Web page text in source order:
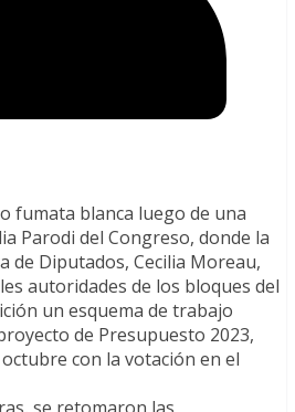
fumata blanca luego de una
Parodi del Congreso, donde la
de Diputados, Cecilia Moreau,
autoridades de los bloques del
un esquema de trabajo
de Presupuesto 2023,
con la votación en el